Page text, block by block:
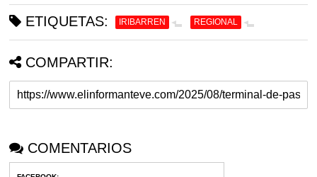
ETIQUETAS: IRIBARREN REGIONAL
COMPARTIR:
COMENTARIOS